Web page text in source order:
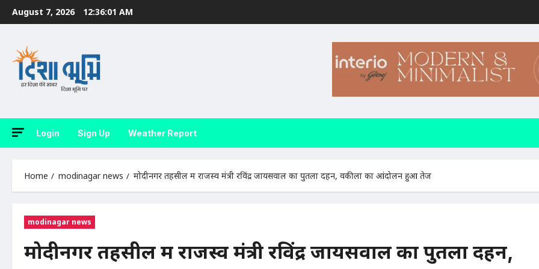
SkipAugust 7, 2026 12:36:02 AM
Login Sign Up Weather Report
Home modinagar news मोदीनगर तहसील में राजस्व मंत्री रविंद्र जायसवाल का पुतला दहन, वकीलों का आंदोलन हुआ तेज
modinagar news
मोदीनगर तहसील में राजस्व मंत्री रविंद्र जायसवाल का पुतला दहन,